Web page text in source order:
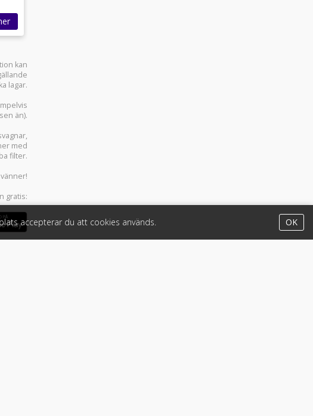
kan
lagar.
än).
,
med
filter.
gratis:
accepterar du att cookies används. OK